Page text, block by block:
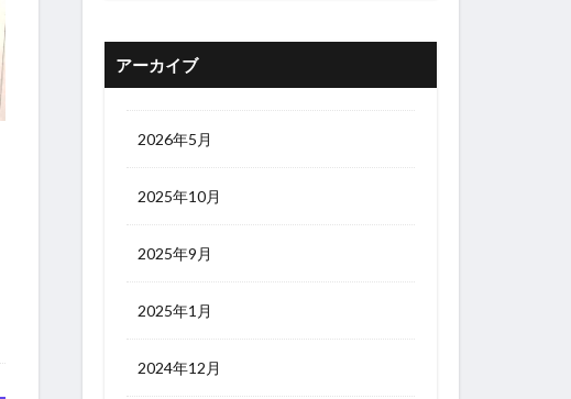
アーカイブ
2026年5月
2025年10月
2025年9月
2025年1月
2024年12月